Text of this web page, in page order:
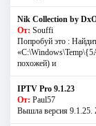
Nik Collection by
От: Souffi
Попробуй это :
похожей) и
IPTV Pro 9.1.23
От: Paul57
Вышла версия